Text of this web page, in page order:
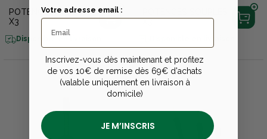
POTENCES RIGIDES
X3
Disponible en livraison
X3
Votre adresse email :
Inscrivez-vous dès maintenant et profitez
de vos 10€ de remise dès 69€ d'achats
(valable uniquement en livraison à
domicile)
JE M’INSCRIS